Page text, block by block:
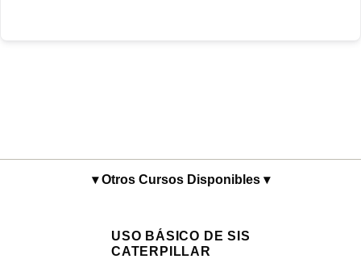
▾ Otros Cursos Disponibles ▾
USO BÁSICO DE SIS
CATERPILLAR